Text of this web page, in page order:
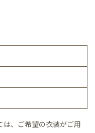
、ご希望の衣装がご用